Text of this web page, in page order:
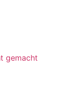
gemacht